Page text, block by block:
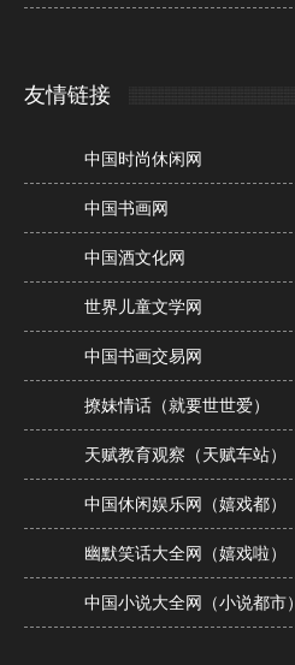
友情链接
中国时尚休闲网
中国书画网
中国酒文化网
世界儿童文学网
中国书画交易网
撩妹情话（就要世世爱）
天赋教育观察（天赋车站）
中国休闲娱乐网（嬉戏都）
幽默笑话大全网（嬉戏啦）
中国小说大全网（小说都市）